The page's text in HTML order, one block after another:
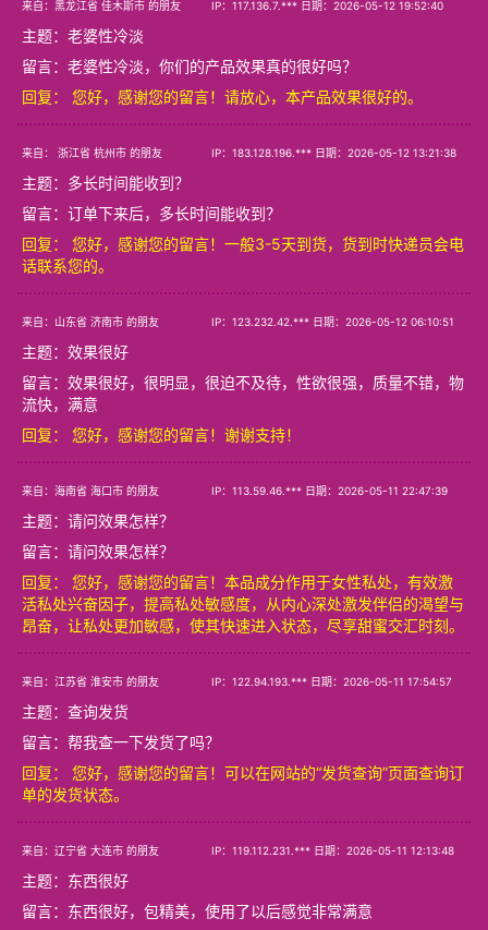
来自：黑龙江省 佳木斯市 的朋友 IP：117.136.7.*** 日期：2026-05-12 19:52:40
主题： 老婆性冷淡
留言：老婆性冷淡，你们的产品效果真的很好吗？
回复： 您好，感谢您的留言！请放心，本产品效果很好的。
来自： 浙江省 杭州市 的朋友 IP：183.128.196.*** 日期：2026-05-12 13:21:38
主题： 多长时间能收到？
留言：订单下来后，多长时间能收到？
回复： 您好，感谢您的留言！一般3-5天到货，货到时快递员会电
话联系您的。
来自：山东省 济南市 的朋友 IP：123.232.42.*** 日期：2026-05-12 06:10:51
主题： 效果很好
留言：效果很好，很明显，很迫不及待，性欲很强，质量不错，物
流快，满意
回复： 您好，感谢您的留言！谢谢支持！
来自：海南省 海口市 的朋友 IP：113.59.46.*** 日期：2026-05-11 22:47:39
主题： 请问效果怎样？
留言：请问效果怎样？
回复： 您好，感谢您的留言！本品成分作用于女性私处，有效激
活私处兴奋因子，提高私处敏感度，从内心深处激发伴侣的渴望与
昂奋，让私处更加敏感，使其快速进入状态，尽享甜蜜交汇时刻。
来自：江苏省 淮安市 的朋友 IP：122.94.193.*** 日期：2026-05-11 17:54:57
主题： 查询发货
留言：帮我查一下发货了吗？
回复： 您好，感谢您的留言！可以在网站的“发货查询”页面查询订
单的发货状态。
来自：辽宁省 大连市 的朋友 IP：119.112.231.*** 日期：2026-05-11 12:13:48
主题： 东西很好
留言：东西很好，包精美，使用了以后感觉非常满意